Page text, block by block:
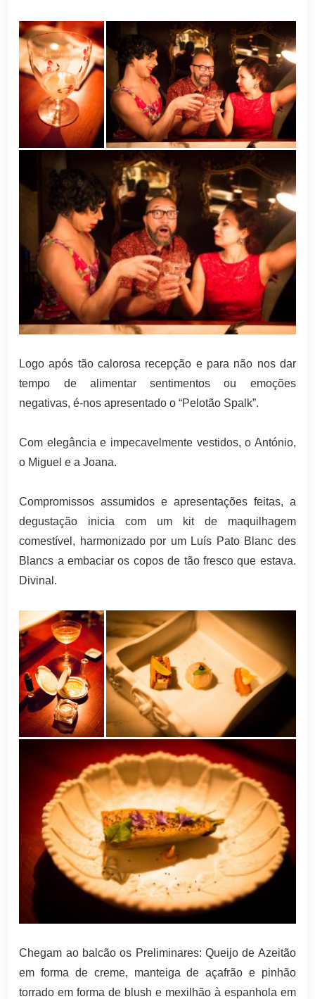
Logo após tão calorosa recepção e para não nos dar
tempo de alimentar sentimentos ou emoções
negativas, é-nos apresentado o “Pelotão Spalk”.
Com elegância e impecavelmente vestidos, o António,
o Miguel e a Joana.
Compromissos assumidos e apresentações feitas, a
degustação inicia com um kit de maquilhagem
comestível, harmonizado por um Luís Pato Blanc des
Blancs a embaciar os copos de tão fresco que estava.
Divinal.
Chegam ao balcão os Preliminares: Queijo de Azeitão
em forma de creme, manteiga de açafrão e pinhão
torrado em forma de blush e mexilhão à espanhola em